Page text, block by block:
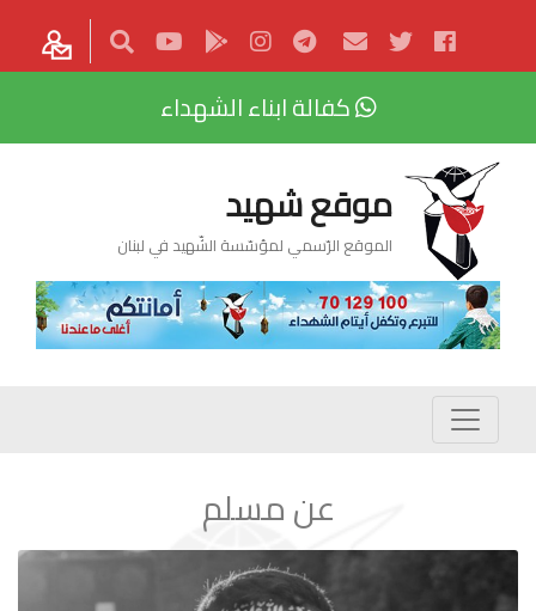
كفالة ابناء الشهداء
موقع شهيد
الموقع الرّسمي لمؤسّسة الشّهيد في لبنان
عن مسلم